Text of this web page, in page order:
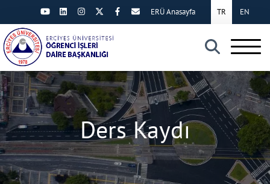
×
TR EN
ERÜ Anasayfa
Ders Kaydı